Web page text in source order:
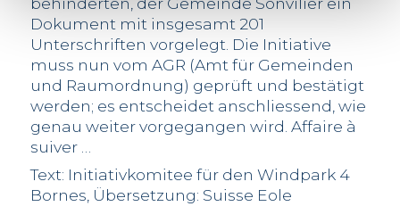
Dokument mit insgesamt 201
Unterschriften vorgelegt. Die Initiative
muss nun vom AGR (Amt für Gemeinden
und Raumordnung) geprüft und bestätigt
werden; es entscheidet anschliessend, wie
genau weiter vorgegangen wird. Affaire à
suiver …
Text: Initiativkomitee für den Windpark 4
Bornes, Übersetzung: Suisse Eole